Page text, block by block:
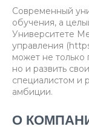
Современный
обучения, а
Университете
управления
может не только
но и развить
специалистом и
амбиции.
О